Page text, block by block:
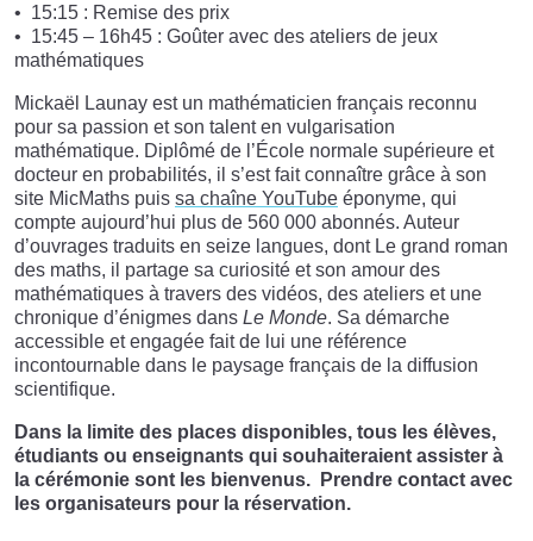
15:15 : Remise des prix
15:45 – 16h45 : Goûter avec des ateliers de jeux
mathématiques
Mickaël Launay est un mathématicien français reconnu
pour sa passion et son talent en vulgarisation
mathématique. Diplômé de l’École normale supérieure et
docteur en probabilités, il s’est fait connaître grâce à son
site MicMaths puis sa chaîne YouTube éponyme, qui
compte aujourd’hui plus de 560 000 abonnés. Auteur
d’ouvrages traduits en seize langues, dont Le grand roman
des maths, il partage sa curiosité et son amour des
mathématiques à travers des vidéos, des ateliers et une
chronique d’énigmes dans Le Monde. Sa démarche
accessible et engagée fait de lui une référence
incontournable dans le paysage français de la diffusion
scientifique.
Dans la limite des places disponibles, tous les élèves,
étudiants ou enseignants qui souhaiteraient assister à
la cérémonie sont les bienvenus. Prendre contact avec
les organisateurs pour la réservation.